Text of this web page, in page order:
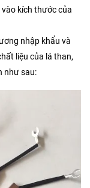
kích thước của
nhập khẩu và
liệu của lá than,
như sau: